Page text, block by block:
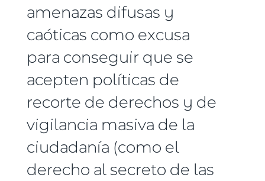
amenazas difusas y
caóticas como excusa
para conseguir que se
acepten políticas de
recorte de derechos y de
vigilancia masiva de la
ciudadanía (como el
derecho al secreto de las